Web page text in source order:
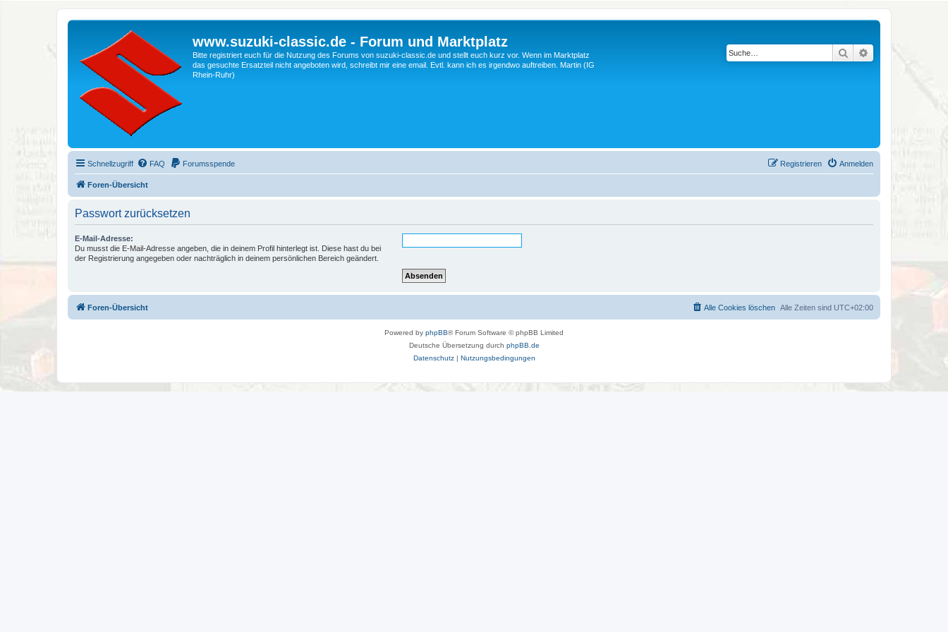
www.suzuki-classic.de - Forum und Marktplatz
Bitte registriert euch für die Nutzung des Forums von suzuki-classic.de und stellt euch kurz vor. Wenn im Marktplatz
das gesuchte Ersatzteil nicht angeboten wird, schreibt mir eine email. Evtl. kann ich es irgendwo auftreiben. Martin (IG
Rhein-Ruhr)
Suche Erweiterte Suche
Schnellzugriff FAQ Forumsspende Anmelden
Registrieren
Foren-Übersicht
Passwort zurücksetzen
E-Mail-Adresse:
Du musst die E-Mail-Adresse angeben, die in deinem Profil hinterlegt ist. Diese hast du bei
der Registrierung angegeben oder nachträglich in deinem persönlichen Bereich geändert.
Foren-Übersicht Alle Zeiten sind UTC+02:00
Alle Cookies löschen
Powered by phpBB® Forum Software © phpBB Limited
Deutsche Übersetzung durch phpBB.de
Datenschutz| Nutzungsbedingungen